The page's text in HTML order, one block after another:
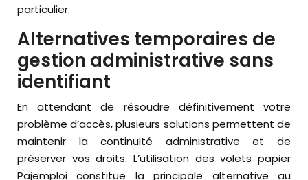
particulier.
Alternatives temporaires de
gestion administrative sans
identifiant
En attendant de résoudre définitivement votre
problème d’accès, plusieurs solutions permettent de
maintenir la continuité administrative et de
préserver vos droits. L’utilisation des volets papier
Pajemploi constitue la principale alternative au